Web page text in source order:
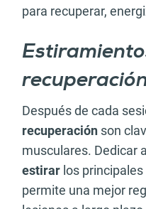
para recuperar,
Después de cada
recuperación son
musculares. Dedicar
estirar los
permite una mejor